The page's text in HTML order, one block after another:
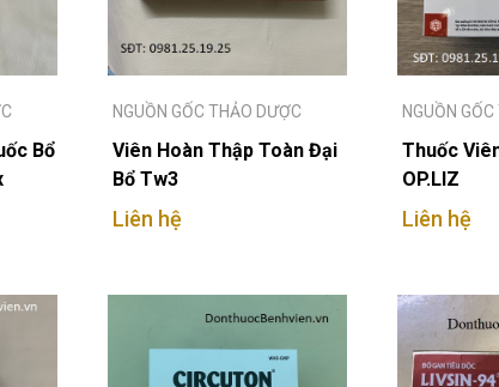
Bổ
NGUỒN GỐC THẢO DƯỢC
Viên Hoàn Thập Toàn Đại
Bổ Tw3
Liên hệ
NGUỒN
Thuốc
OP.LIZ
Liên hệ